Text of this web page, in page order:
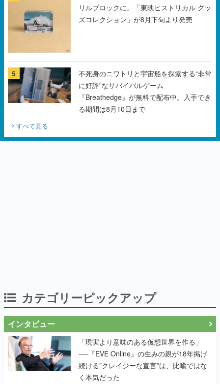
『Breathedge』が無料で配布中。入手でき
る期間は8月10日まで
すべて見る
「現実より意味のある仮想世界を作る」
──『EVE Online』の生みの親が18年掲げ
く本気だった
作り込みのすさまじさにコラボ先も驚嘆
──『Wizardry Variants Daphne』